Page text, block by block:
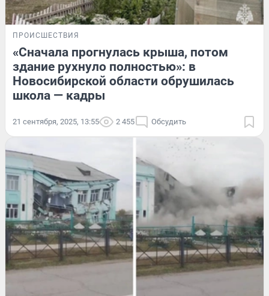
ПРОИСШЕСТВИЯ
«Сначала прогнулась крыша, потом
здание рухнуло полностью»: в
Новосибирской области обрушилась
школа — кадры
21 сентября, 2025, 13:55 2 455 Обсудить